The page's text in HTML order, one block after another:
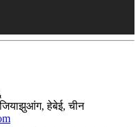
हेबेई, चीन